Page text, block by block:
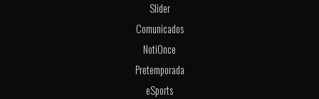
Slider
Comunicados
NotiOnce
Pretemporada
eSports